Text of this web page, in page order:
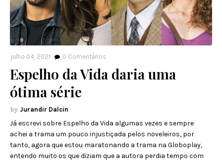
julho 04, 2021 0 Comentários
Espelho da Vida daria uma
ótima série
Jurandir Dalcin
Já escrevi sobre Espelho da Vida algumas vezes e sempre
achei a trama um pouco injustiçada pelos noveleiros, por
tanto, agora que estou maratonando a trama na Globoplay,
entendo muito os que diziam que a autora perdia tempo com